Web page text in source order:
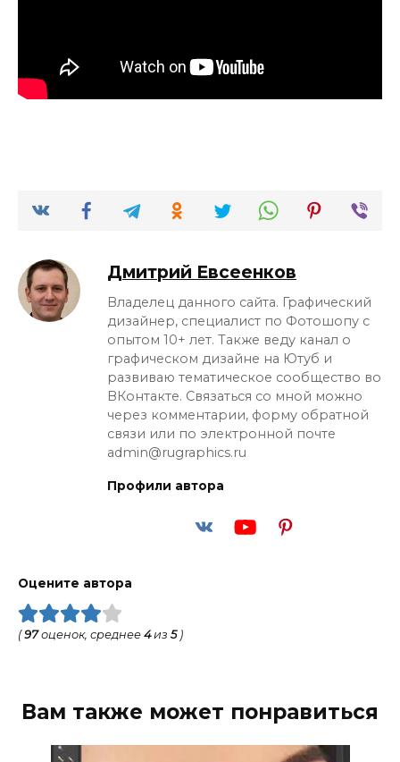
Дмитрий Евсеенков
Владелец данного сайта. Графический
дизайнер, специалист по Фотошопу с
опытом 10+ лет. Также веду канал о
графическом дизайне на Ютуб и
развиваю тематическое сообщество во
ВКонтакте. Связаться со мной можно
через комментарии, форму обратной
связи или по электронной почте
admin@rugraphics.ru
Профили автора
Оцените автора
(97оценок, среднее 4из 5)
Вам также может понравиться